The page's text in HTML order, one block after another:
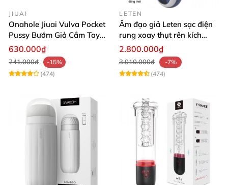
JIUAI
Onahole Jiuai Vulva Pocket
Pussy Bướm Giả Cầm Tay
Thiết Kế Mô Phỏng Chân
630.000₫
741.000₫
-15%
(474)
LETEN
Âm đạo giả Leten sạc điện
rung xoay thụt rên kích
thích phê
2.800.000₫
3.010.000₫
-7%
(474)